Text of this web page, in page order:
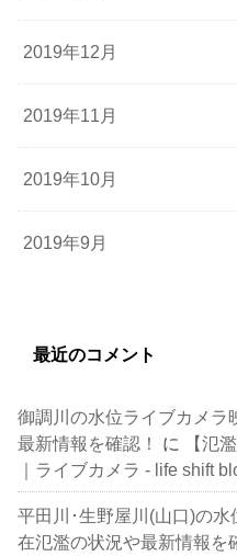
2019年12月
2019年11月
2019年10月
2019年9月
最近のコメント
御調川の水位ライブカメラ
最新情報を確認！
に
【氾
｜ライブカメラ - life shift
平田川･生野屋川(山口)の
在氾濫の状況や最新情報を